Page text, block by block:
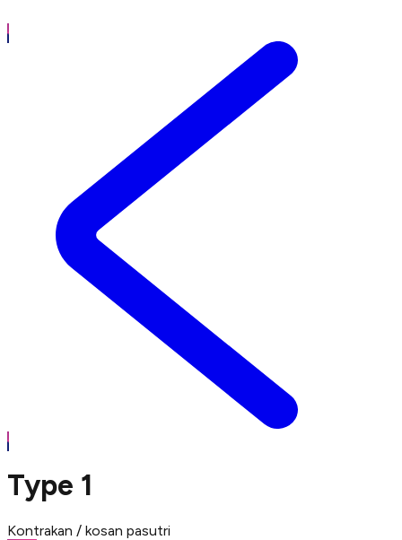
Type 1
Kontrakan / kosan pasutri